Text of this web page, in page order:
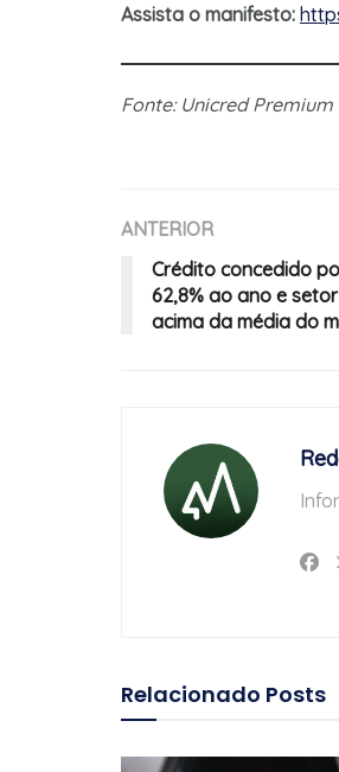
Assista o manifesto:
Fonte: Unicred Premium
ANTERIOR
Crédito concedido
62,8% ao ano e
acima da média do
Relacionado Posts